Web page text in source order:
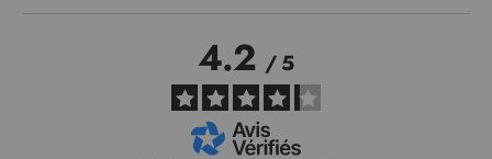
MA
LISTE
D’ENVIE
4.2/5